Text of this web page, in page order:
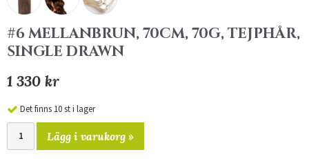
#6 MELLANBRUN, 70CM, 70G, TEJPHÅR,
SINGLE DRAWN
1 330 kr
Det finns 10 st i lager
Lägg i varukorg »